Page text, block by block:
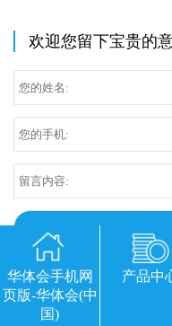
欢迎您留下宝贵的
华体会手机网
页版-华体会(中
国)
产品中